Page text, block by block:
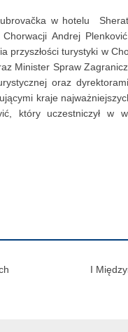
w hotelu
Andrej
przyszłości turystyki w
Minister Spraw
oraz
kraje
który uczestniczył w
I